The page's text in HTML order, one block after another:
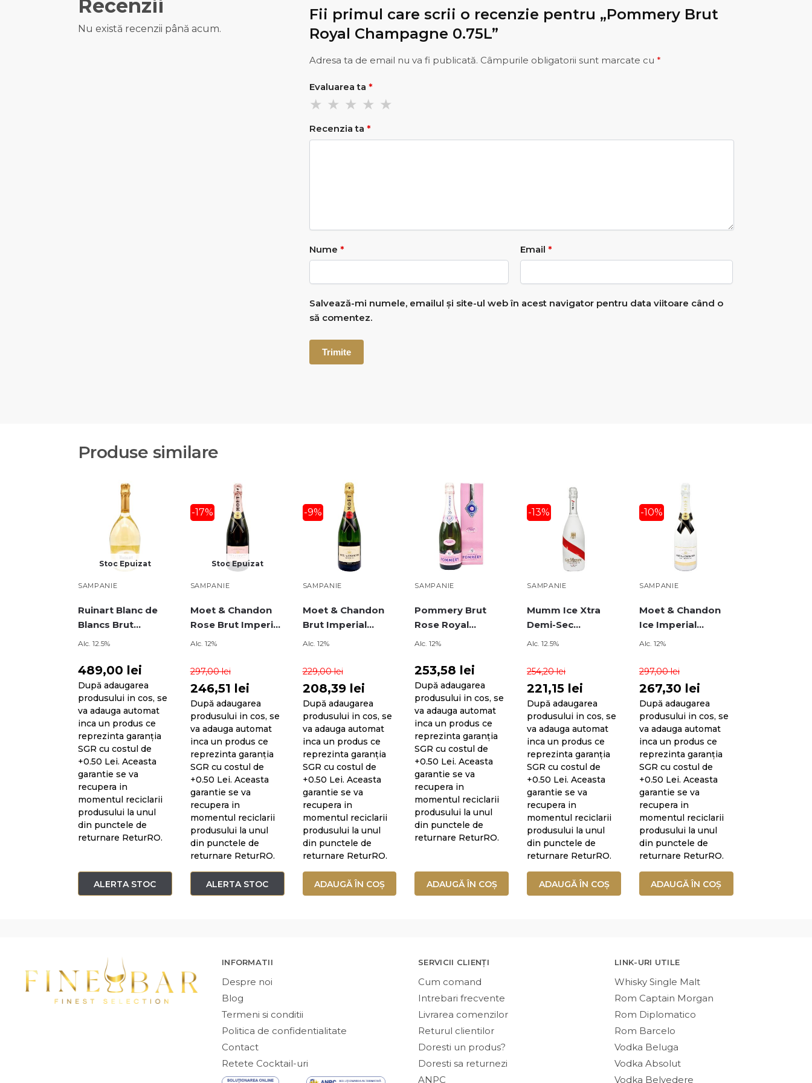
Recenzii
Nu există recenzii până acum.
Fii primul care scrii o recenzie pentru „Pommery Brut
Royal Champagne 0.75L”
Adresa ta de email nu va fi publicată. Câmpurile obligatorii sunt marcate cu *
Evaluarea ta *
Recenzia ta *
Nume * Email*
Salvează-mi numele, emailul și site-ul web în acest navigator pentru data viitoare când o
să comentez.
Produse similare
Stoc Epuizat
SAMPANIE
Ruinart Blanc de
Blancs Brut
Champagne 0.75L
Alc. 12.5%
489,00 lei
După adaugarea
produsului in cos, se
va adauga automat
inca un produs ce
reprezinta garanția
SGR cu costul de
+0.50 Lei. Aceasta
garantie se va
recupera in
momentul reciclarii
produsului la unul
din punctele de
returnare ReturRO.
ALERTA STOC
Stoc Epuizat
-17%
SAMPANIE
Moet & Chandon
Rose Brut Imperial
Champagne 0.75L
Alc. 12%
297,00lei
246,51 lei
După adaugarea
produsului in cos, se
va adauga automat
inca un produs ce
reprezinta garanția
SGR cu costul de
+0.50 Lei. Aceasta
garantie se va
recupera in
momentul reciclarii
produsului la unul
din punctele de
returnare ReturRO.
ALERTA STOC
-9%
SAMPANIE
Moet & Chandon
Brut Imperial
Champagne 0.75L
Alc. 12%
229,00lei
208,39 lei
După adaugarea
produsului in cos, se
va adauga automat
inca un produs ce
reprezinta garanția
SGR cu costul de
+0.50 Lei. Aceasta
garantie se va
recupera in
momentul reciclarii
produsului la unul
din punctele de
returnare ReturRO.
ADAUGĂ ÎN COȘ
SAMPANIE
Pommery Brut
Rose Royal
Champagne 0.75L
Alc. 12%
253,58 lei
După adaugarea
produsului in cos, se
va adauga automat
inca un produs ce
reprezinta garanția
SGR cu costul de
+0.50 Lei. Aceasta
garantie se va
recupera in
momentul reciclarii
produsului la unul
din punctele de
returnare ReturRO.
ADAUGĂ ÎN COȘ
-13%
SAMPANIE
Mumm Ice Xtra
Demi-Sec
Champagne 0.75L
Alc. 12.5%
254,20lei
221,15 lei
După adaugarea
produsului in cos, se
va adauga automat
inca un produs ce
reprezinta garanția
SGR cu costul de
+0.50 Lei. Aceasta
garantie se va
recupera in
momentul reciclarii
produsului la unul
din punctele de
returnare ReturRO.
ADAUGĂ ÎN COȘ
-10%
SAMPANIE
Moet & Chandon
Ice Imperial
Champagne 0.75L
Alc. 12%
297,00lei
267,30 lei
După adaugarea
produsului in cos, se
va adauga automat
inca un produs ce
reprezinta garanția
SGR cu costul de
+0.50 Lei. Aceasta
garantie se va
recupera in
momentul reciclarii
produsului la unul
din punctele de
returnare ReturRO.
ADAUGĂ ÎN COȘ
INFORMATII
Despre noi
Blog
Termeni si conditii
Politica de confidentialitate
Contact
Retete Cocktail-uri
SERVICII CLIENȚI
Cum comand
Intrebari frecvente
Livrarea comenzilor
Returul clientilor
Doresti un produs?
Doresti sa returnezi
ANPC
LINK-URI UTILE
Whisky Single Malt
Rom Captain Morgan
Rom Diplomatico
Rom Barcelo
Vodka Beluga
Vodka Absolut
Vodka Belvedere